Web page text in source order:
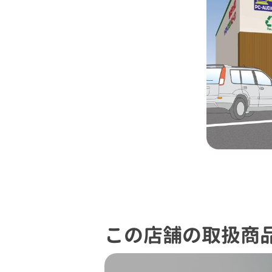
この店舗の取扱商